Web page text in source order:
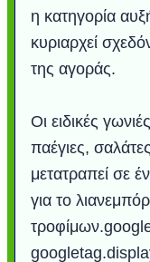
η κατηγορία
κυριαρχεί
της αγοράς.
Οι ειδικές
παέγιες,
μετατραπεί σε
για το